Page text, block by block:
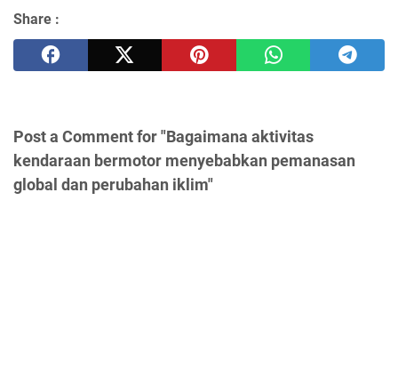
Share :
Post a Comment for "Bagaimana aktivitas
kendaraan bermotor menyebabkan pemanasan
global dan perubahan iklim"